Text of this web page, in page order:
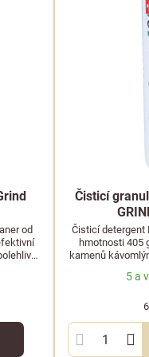
od
Čisticí
Čisticí detergent
hmotnosti 405
kamenů
5 a